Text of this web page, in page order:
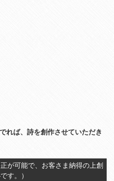
れば、詩を創作させていただき
が可能で、お客さま納得の上創
す。）